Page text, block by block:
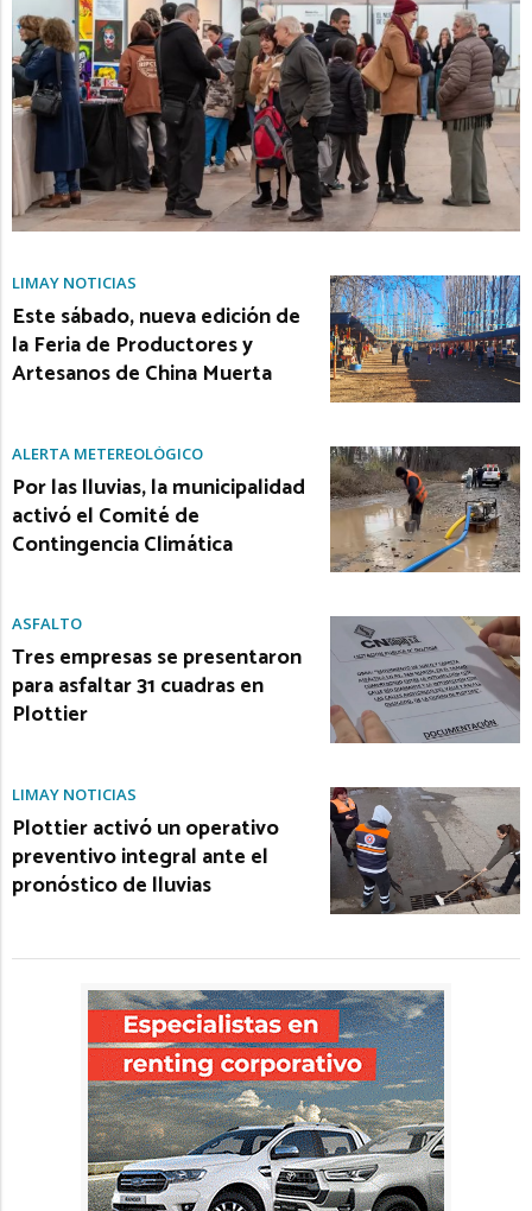
LIMAY NOTICIAS
Este sábado, nueva edición de
la Feria de Productores y
Artesanos de China Muerta
ALERTA METEREOLÓGICO
Por las lluvias, la municipalidad
activó el Comité de
Contingencia Climática
ASFALTO
Tres empresas se presentaron
para asfaltar 31 cuadras en
Plottier
LIMAY NOTICIAS
Plottier activó un operativo
preventivo integral ante el
pronóstico de lluvias